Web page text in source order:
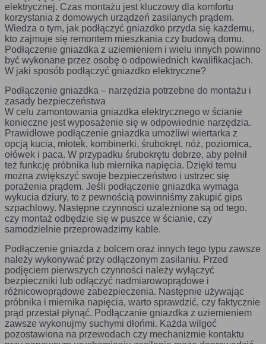
Tego typu pliki cookies umożliwiają stronie internetowej
zapamiętanie wprowadzonych przez Ciebie ustawień
oraz personalizację określonych funkcjonalności czy
prezentowanych treści.
Dzięki tym plikom cookies możemy zapewnić Ci większy
komfort korzystania z funkcjonalności naszej strony
poprzez dopasowanie jej do Twoich indywidualnych
preferencji. Wyrażenie zgody na funkcjonalne i
personalizacyjne pliki cookies gwarantuje dostępność
większej ilości funkcji na stronie.
Więcej
Analityczne
Analityczne pliki cookies pomagają nam rozwijać się i
dostosowywać do Twoich potrzeb.
Cookies analityczne pozwalają na uzyskanie informacji
w zakresie wykorzystywania witryny internetowej,
miejsca oraz częstotliwości, z jaką odwiedzane są nasze
serwisy www. Dane pozwalają nam na ocenę naszych
serwisów internetowych pod względem ich popularności
wśród użytkowników. Zgromadzone informacje są
przetwarzane w formie zanonimizowanej. Wyrażenie
zgody na analityczne pliki cookies gwarantuje
Więcej
Reklamowe
Dzięki reklamowym plikom cookies prezentujemy Ci
najciekawsze informacje i aktualności na stronach
naszych partnerów.
Promocyjne pliki cookies służą do prezentowania Ci
naszych komunikatów na podstawie analizy Twoich
upodobań oraz Twoich zwyczajów dotyczących
przeglądanej witryny internetowej. Treści promocyjne
mogą pojawić się na stronach podmiotów trzecich lub
firm będących naszymi partnerami oraz innych
dostawców usług. Firmy te działają w charakterze
pośredników prezentujących nasze treści w postaci
wiadomości, ofert, komunikatów mediów
Więcej
Zapoznaj się z nasząPolityką cookiesorazPolityką prywatności
ulepszanie ich struktury i zawartości, z wyłączeniem
personalnej identyfikacji użytkownika.
Jakich plików „cookies” używamy?
Stosowane są, co do zasady, dwa rodzaje plików „cookies” –
„sesyjne” oraz „stałe”. Pierwsze z nich są plikami
tymczasowymi, które pozostają na urządzeniu użytkownika,
oprogramowania (przeglądarki internetowej). „Stałe” pliki
pozostają na urządzeniu użytkownika przez czas określony
w parametrach plików „cookies” albo do momentu ich
ręcznego usunięcia przez użytkownika.
Pliki „cookies” wykorzystywane przez partnerów operatora
strony internetowej, w tym w szczególności użytkowników
strony internetowej, podlegają ich własnej polityce
prywatności.
Wyróżnić można szczegółowy podział cookies, ze względu
na:
A. Rodzaje cookies ze względu na niezbędność do realizacji
usługi
Rodzaj Opis
Niezbędne
Są absolutnie niezbędne do prawidłowego
funkcjonowania witryny lub funkcjonalności z
których użytkownik chce skorzystać
Funkcjonalne
Są ważne dla działania serwisu:
- służą wzbogaceniu funkcjonalności serwisu,
bez nich serwis będzie działał poprawnie,
jednak nie będzie dostosowany do preferencji
użytkownika,
- służą zapewnieniu wysokiego poziomu
funkcjonalności serwisu, bez ustawień
elektrycznej. Czas montażu jest kluczowy dla komfortu
korzystania z domowych urządzeń zasilanych prądem.
Wiedza o tym, jak podłączyć gniazdko przyda się każdemu,
kto zajmuje się remontem mieszkania czy budową domu.
Podłączenie gniazdka z uziemieniem i wielu innych powinno
być wykonane przez osobę o odpowiednich kwalifikacjach.
W jaki sposób podłączyć gniazdko elektryczne?
Podłączenie gniazdka – narzędzia potrzebne do montażu i
zasady bezpieczeństwa
W celu zamontowania gniazdka elektrycznego w ścianie
konieczne jest wyposażenie się w odpowiednie narzędzia.
Prawidłowe podłączenie gniazdka umożliwi wiertarka z
opcją kucia, młotek, kombinerki, śrubokręt, nóż, poziomica,
ołówek i paca. W przypadku śrubokrętu dobrze, aby pełnił
też funkcję próbnika lub miernika napięcia. Dzięki temu
można zwiększyć swoje bezpieczeństwo i ustrzec się
porażenia prądem. Jeśli podłączenie gniazdka wymaga
wykucia dziury, to z pewnością powinniśmy zakupić gips
szpachlowy. Następne czynności uzależnione są od tego,
czy montaż odbędzie się w puszce w ścianie, czy
samodzielnie przeprowadzimy kable.
Podłączenie gniazda z bolcem oraz innych tego typu zawsze
należy wykonywać przy odłączonym zasilaniu. Przed
podjęciem pierwszych czynności należy wyłączyć
bezpieczniki lub odłączyć nadmiarowoprądowe i
różnicowoprądowe zabezpieczenia. Następnie używając
próbnika i miernika napięcia, warto sprawdzić, czy faktycznie
prąd przestał płynąć. Podłączanie gniazdka z uziemieniem
zawsze wykonujmy suchymi dłońmi. Każda wilgoć
pozostawiona na przewodach czy mechanizmie kontaktu